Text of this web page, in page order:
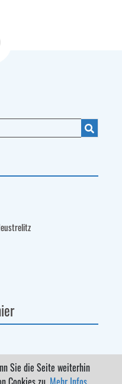
Sie die Seite weiterhin